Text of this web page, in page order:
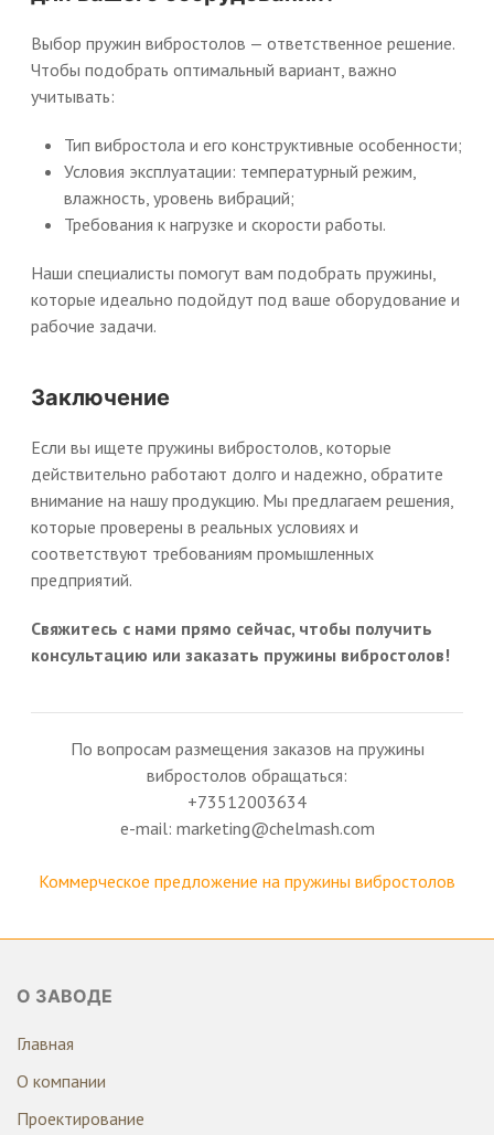
Выбор пружин вибростолов — ответственное решение.
Чтобы подобрать оптимальный вариант, важно
учитывать:
Тип вибростола и его конструктивные особенности;
Условия эксплуатации: температурный режим,
влажность, уровень вибраций;
Требования к нагрузке и скорости работы.
Наши специалисты помогут вам подобрать пружины,
которые идеально подойдут под ваше оборудование и
рабочие задачи.
Заключение
Если вы ищете пружины вибростолов, которые
действительно работают долго и надежно, обратите
внимание на нашу продукцию. Мы предлагаем решения,
которые проверены в реальных условиях и
соответствуют требованиям промышленных
предприятий.
Свяжитесь с нами прямо сейчас, чтобы получить
консультацию или заказать пружины вибростолов!
По вопросам размещения заказов на пружины
вибростолов обращаться:
+73512003634
e-mail: marketing@chelmash.com
Коммерческое предложение на пружины вибростолов
О ЗАВОДЕ
Главная
О компании
Проектирование